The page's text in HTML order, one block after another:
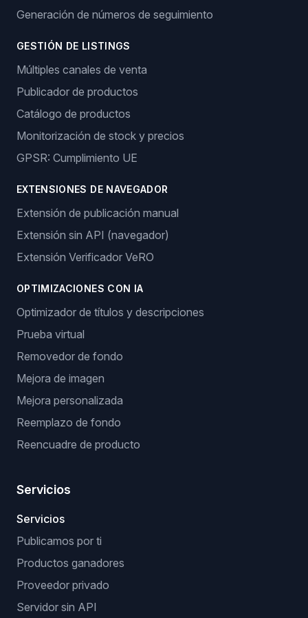
Generación de números de seguimiento
GESTIÓN DE LISTINGS
Múltiples canales de venta
Publicador de productos
Catálogo de productos
Monitorización de stock y precios
GPSR: Cumplimiento UE
EXTENSIONES DE NAVEGADOR
Extensión de publicación manual
Extensión sin API (navegador)
Extensión Verificador VeRO
OPTIMIZACIONES CON IA
Optimizador de títulos y descripciones
Prueba virtual
Removedor de fondo
Mejora de imagen
Mejora personalizada
Reemplazo de fondo
Reencuadre de producto
Servicios
Servicios
Publicamos por ti
Productos ganadores
Proveedor privado
Servidor sin API